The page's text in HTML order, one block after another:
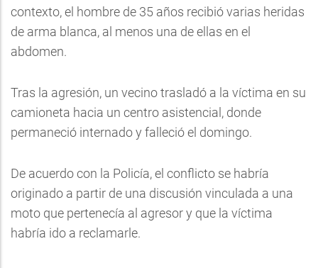
contexto, el hombre de 35 años recibió varias heridas
de arma blanca, al menos una de ellas en el
abdomen.
Tras la agresión, un vecino trasladó a la víctima en su
camioneta hacia un centro asistencial, donde
permaneció internado y falleció el domingo.
De acuerdo con la Policía, el conflicto se habría
originado a partir de una discusión vinculada a una
moto que pertenecía al agresor y que la víctima
habría ido a reclamarle.